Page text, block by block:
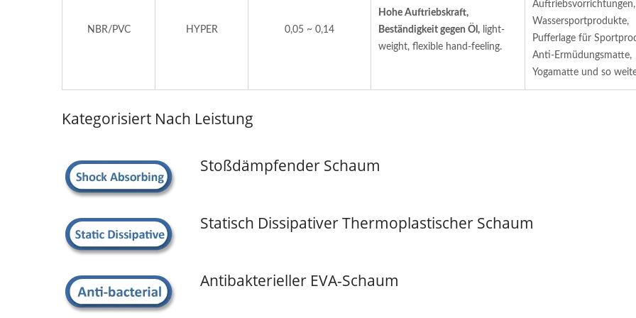
NBR/PVC HYPER 0,05 ~ 0,14
Hohe Auftriebskraft,
Beständigkeit gegen Öl, light-
weight, flexible hand-feeling.
Auftriebsvorrichtungen,
Wassersportprodukte,
Pufferlage für
Anti-Ermüdungsmatte,
Yogamatte und so
Kategorisiert Nach Leistung
Stoßdämpfender Schaum
Statisch Dissipativer Thermoplastischer Schaum
Antibakterieller EVA-Schaum